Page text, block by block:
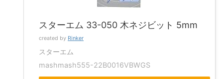
スターエム 33-050 木ネジビット 5mm
created by Rinker
スターエム
mashmash555-22B0016VBWGS